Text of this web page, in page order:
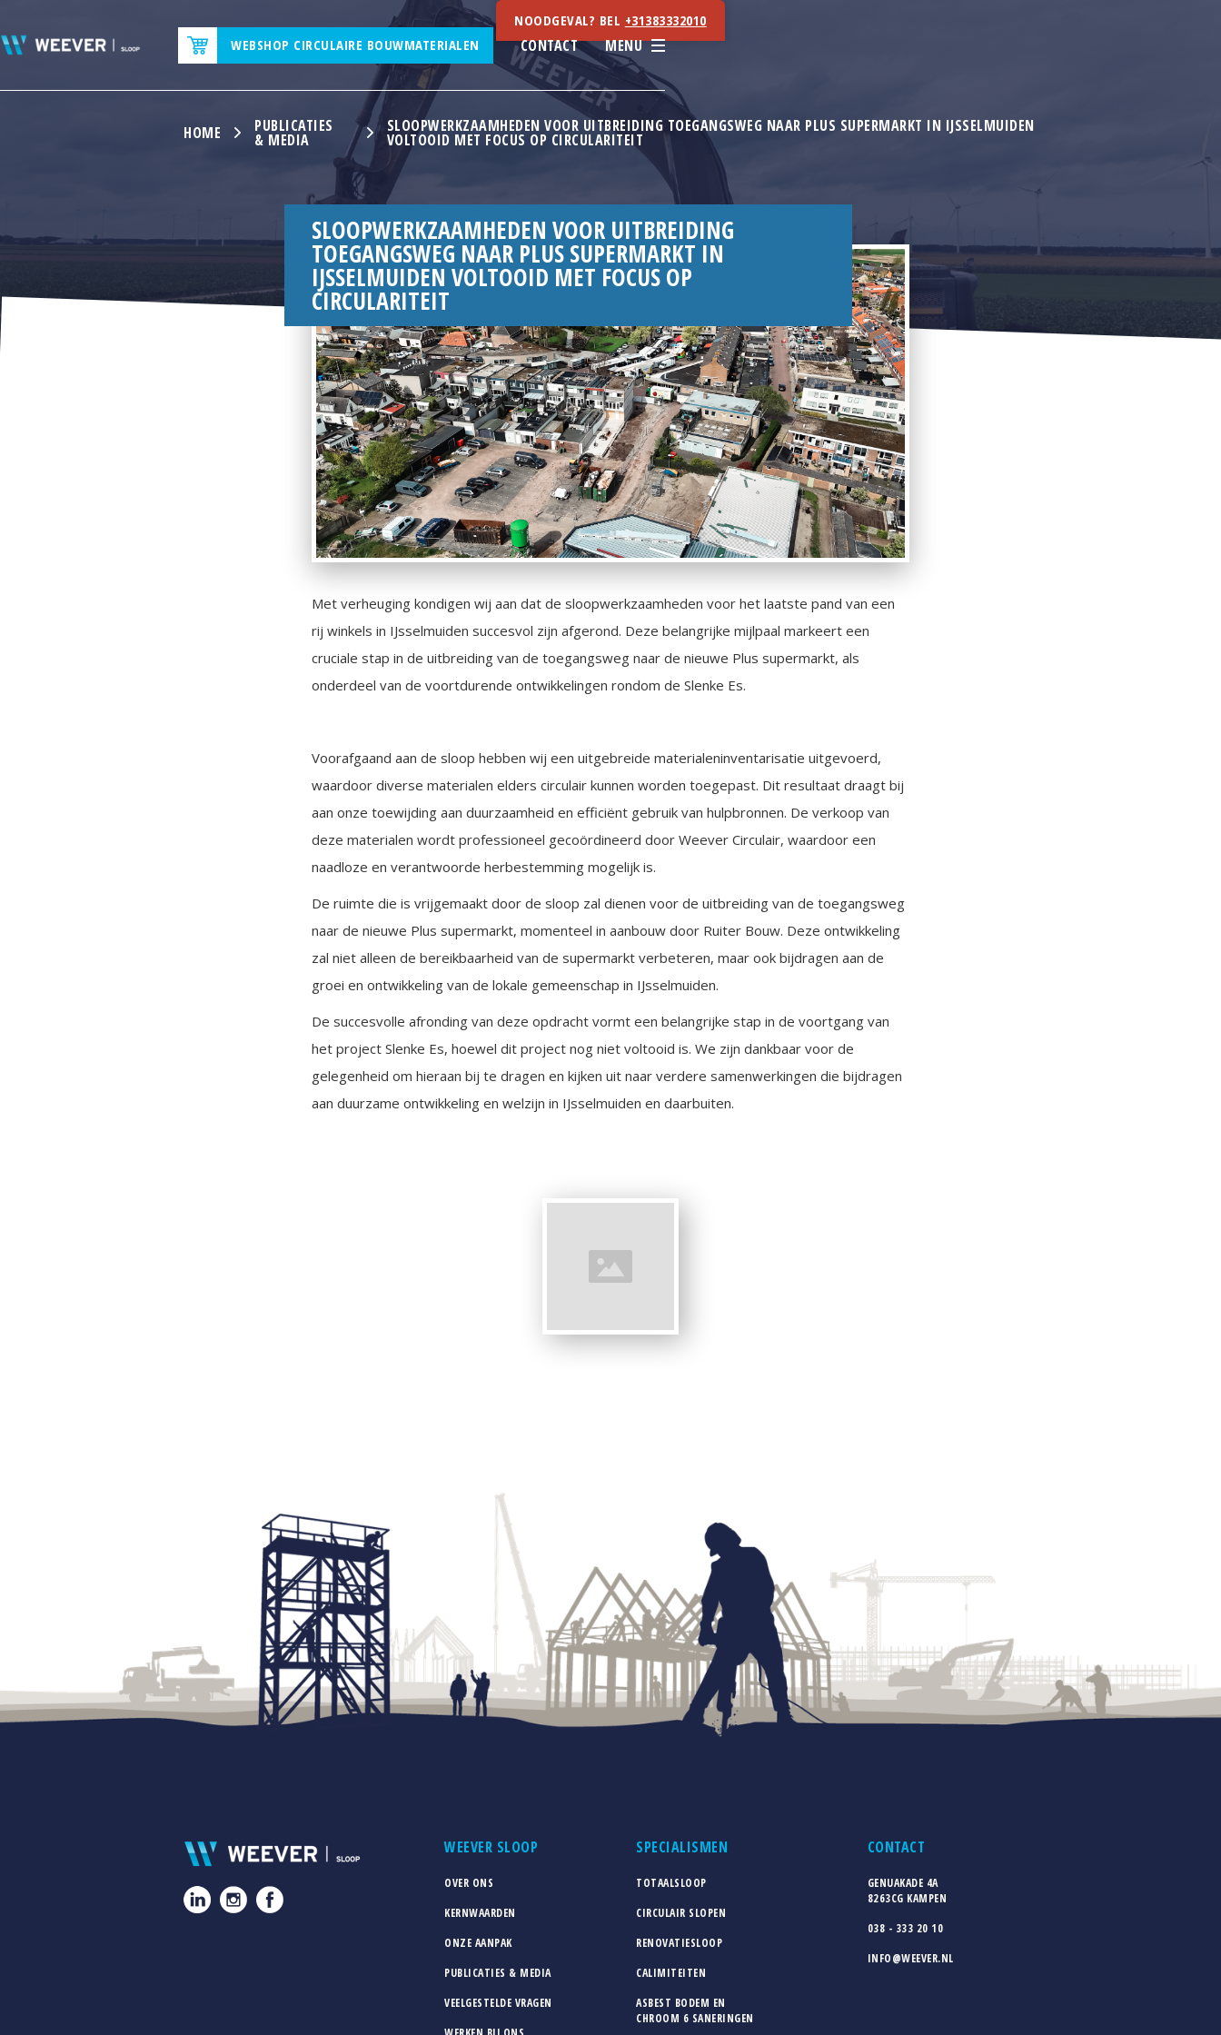
WEBSHOP CIRCULAIRE BOUWMATERIALEN CONTACT MENU
NOODGEVAL? BEL +31383332010
HOME PUBLICATIES
& MEDIA
SLOOPWERKZAAMHEDEN VOOR UITBREIDING TOEGANGSWEG NAAR PLUS SUPERMARKT IN IJSSELMUIDEN
VOLTOOID MET FOCUS OP CIRCULARITEIT
SLOOPWERKZAAMHEDEN VOOR UITBREIDING
TOEGANGSWEG NAAR PLUS SUPERMARKT IN
IJSSELMUIDEN VOLTOOID MET FOCUS OP
CIRCULARITEIT
Met verheuging kondigen wij aan dat de sloopwerkzaamheden voor het laatste pand van een
rij winkels in IJsselmuiden succesvol zijn afgerond. Deze belangrijke mijlpaal markeert een
cruciale stap in de uitbreiding van de toegangsweg naar de nieuwe Plus supermarkt, als
onderdeel van de voortdurende ontwikkelingen rondom de Slenke Es.
Voorafgaand aan de sloop hebben wij een uitgebreide materialeninventarisatie uitgevoerd,
waardoor diverse materialen elders circulair kunnen worden toegepast. Dit resultaat draagt bij
aan onze toewijding aan duurzaamheid en efficiënt gebruik van hulpbronnen. De verkoop van
deze materialen wordt professioneel gecoördineerd door Weever Circulair, waardoor een
naadloze en verantwoorde herbestemming mogelijk is.
De ruimte die is vrijgemaakt door de sloop zal dienen voor de uitbreiding van de toegangsweg
naar de nieuwe Plus supermarkt, momenteel in aanbouw door Ruiter Bouw. Deze ontwikkeling
zal niet alleen de bereikbaarheid van de supermarkt verbeteren, maar ook bijdragen aan de
groei en ontwikkeling van de lokale gemeenschap in IJsselmuiden.
De succesvolle afronding van deze opdracht vormt een belangrijke stap in de voortgang van
het project Slenke Es, hoewel dit project nog niet voltooid is. We zijn dankbaar voor de
gelegenheid om hieraan bij te dragen en kijken uit naar verdere samenwerkingen die bijdragen
aan duurzame ontwikkeling en welzijn in IJsselmuiden en daarbuiten.
WEEVER SLOOP
OVER ONS
KERNWAARDEN
ONZE AANPAK
PUBLICATIES & MEDIA
VEELGESTELDE VRAGEN
SPECIALISMEN
TOTAALSLOOP
CIRCULAIR SLOPEN
RENOVATIESLOOP
CALIMITEITEN
ASBEST BODEM EN
CHROOM 6 SANERINGEN
CONTACT
GENUAKADE 4A
8263CG KAMPEN
038 - 333 20 10
INFO@WEEVER.NL